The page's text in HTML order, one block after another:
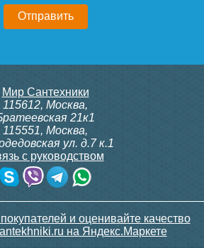
20-
665
Конвектор ITT.080.200.1300
с решеткой GRILL.SGA-20-
1300 brown
750
RDG
ИК пульт управления
Siemens IRA 211
Мир Сантехники
115612, Москва,
21к1
115551, Москва,
ул. д.7 к.1
с руководством